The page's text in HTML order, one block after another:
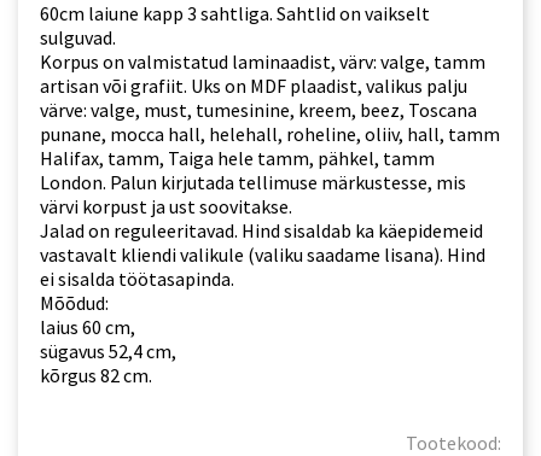
60cm laiune kapp 3 sahtliga. Sahtlid on vaikselt
sulguvad.
Korpus on valmistatud laminaadist, värv: valge, tamm
artisan või grafiit. Uks on MDF plaadist, valikus palju
värve: valge, must, tumesinine, kreem, beez, Toscana
punane, mocca hall, helehall, roheline, oliiv, hall, tamm
Halifax, tamm, Taiga hele tamm, pähkel, tamm
London. Palun kirjutada tellimuse märkustesse, mis
värvi korpust ja ust soovitakse.
Jalad on reguleeritavad. Hind sisaldab ka käepidemeid
vastavalt kliendi valikule (valiku saadame lisana). Hind
ei sisalda töötasapinda.
Mõõdud:
laius 60 cm,
sügavus 52,4 cm,
kõrgus 82 cm.
Tootekood: